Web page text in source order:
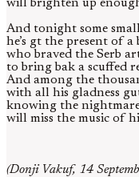
will brighten up
And tonight some
he’s gt the present of
who braved the Serb
to bring bak a scuffed
And among the
with all his gladness
knowing the
will miss the music of
(Donji Vakuf, 14